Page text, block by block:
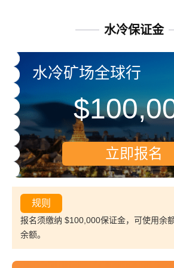
水冷保证金
水冷矿场全球行
立即报名
规则
报名须缴纳 $100,000保证金，可使用余
余额。